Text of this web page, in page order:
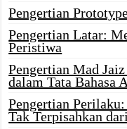
Pengertian
Pengertian Latar:
Peristiwa
Pengertian Mad
dalam Tata Bahasa
Pengertian
Tak Terpisahkan